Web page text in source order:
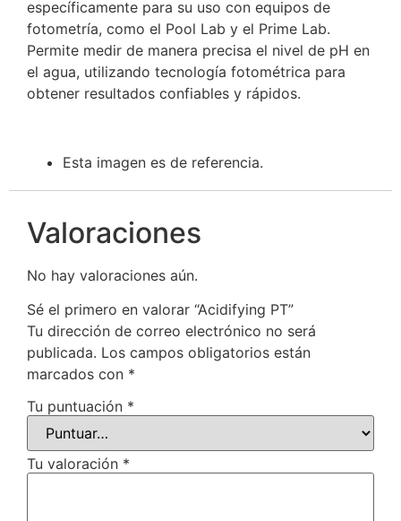
específicamente para su uso con equipos de
fotometría, como el Pool Lab y el Prime Lab.
Permite medir de manera precisa el nivel de pH en
el agua, utilizando tecnología fotométrica para
obtener resultados confiables y rápidos.
Esta imagen es de referencia.
Valoraciones
No hay valoraciones aún.
Sé el primero en valorar “Acidifying PT”
Tu dirección de correo electrónico no será
publicada. Los campos obligatorios están
marcados con *
Tu puntuación *
Tu valoración *